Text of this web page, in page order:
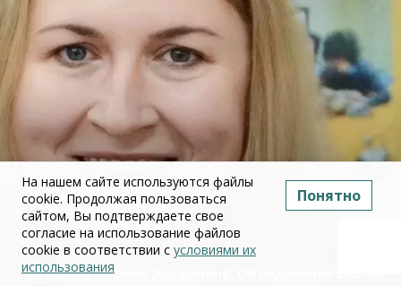
Юлия Дружинина: Объединение ЕГЭ по
На нашем сайте используются файлы
cookie. Продолжая пользоваться
сайтом, Вы подтверждаете свое
согласие на использование файлов
cookie в соответствии с условиями их
использования
Понятно